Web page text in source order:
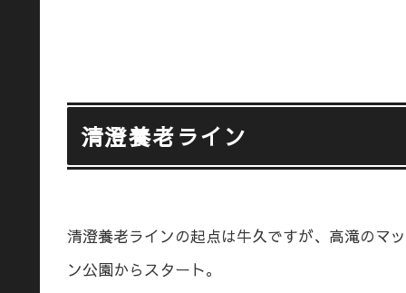
清澄養老ライン
清澄養老ラインの起点は牛久ですが、高滝のマ
ン公園からスタート。